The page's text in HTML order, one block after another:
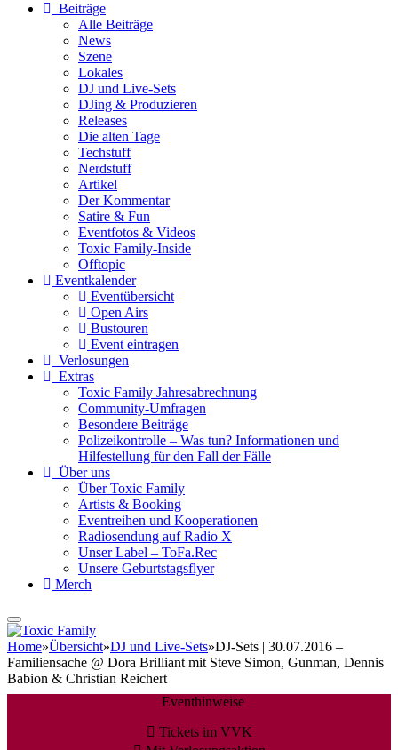
Beiträge
Alle Beiträge
News
Szene
Lokales
DJ und Live-Sets
DJing & Produzieren
Releases
Die alten Tage
Techstuff
Nerdstuff
Artikel
Der Kommentar
Satire & Fun
Eventfotos & Videos
Toxic Family-Inside
Offtopic
Eventkalender
Eventübersicht
Open Airs
Bustouren
Event eintragen
Verlosungen
Extras
Toxic Family Jahresabrechnung
Community-Umfragen
Besondere Beiträge
Polizeikontrolle – Was tun? Informationen und
Hilfestellung für den Fall der Fälle
Über uns
Über Toxic Family
Artists & Booking
Eventreihen und Kooperationen
Radiosendung auf Radio X
Unser Label – ToFa.Rec
Unsere Geburtstagsflyer
Merch
Home»Übersicht»DJ und Live-Sets»DJ-Sets | 30.07.2016 –
Familiensache @ Dora Brilliant mit Steve Simon, Gunman, Dennis
Babion & Christian Reichert
Eventhinweise
Tickets im VVK